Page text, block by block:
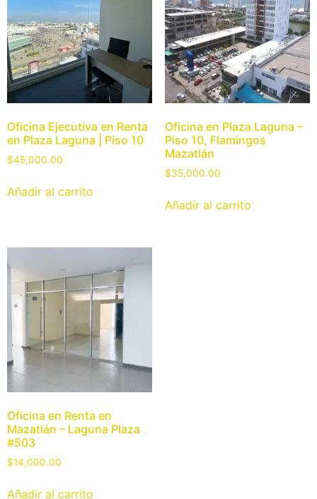
Oficina Ejecutiva en Renta
en Plaza Laguna | Piso 10
$45,000.00
Añadir al carrito
Oficina en Plaza Laguna –
Piso 10, Flamingos
Mazatlán
$35,000.00
Añadir al carrito
Oficina en Renta en
Mazatlán – Laguna Plaza
#503
$14,000.00
Añadir al carrito